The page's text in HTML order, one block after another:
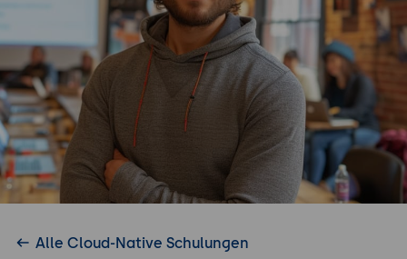
Alle Cloud-Native Schulungen